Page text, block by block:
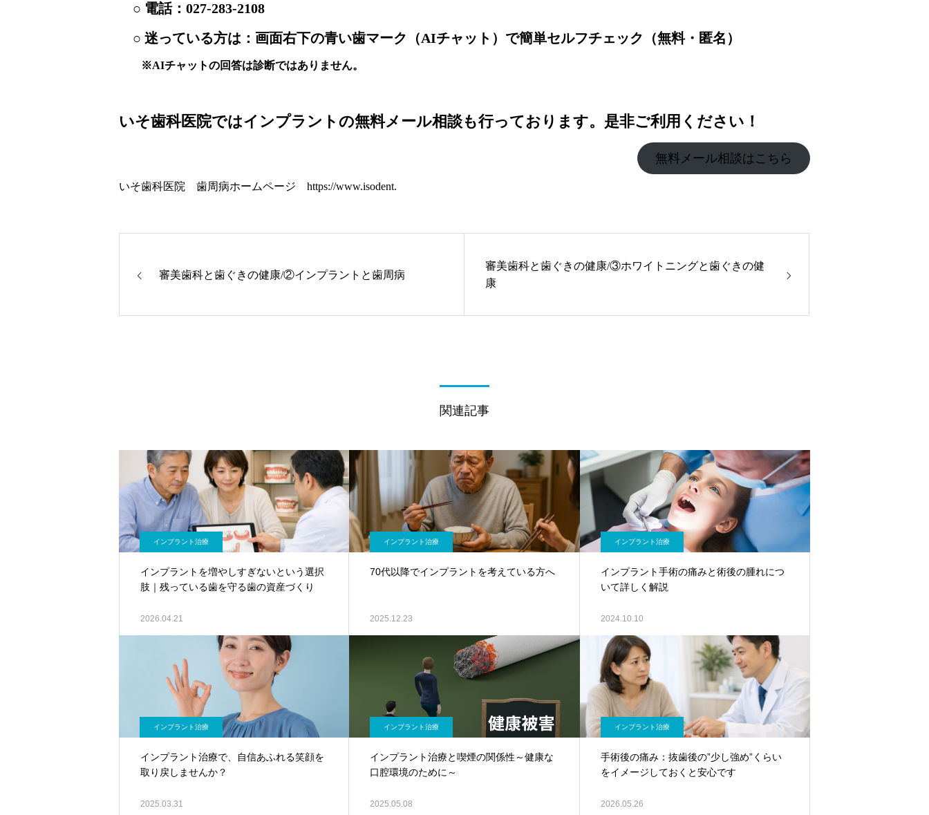
○ 電話： 027-283-2108
○ 迷っている方は：画面右下の青い歯マーク（AIチャット）で簡単セルフチェック（無料・匿名）
※AIチャットの回答は診断ではありません。
いそ歯科医院ではインプラントの無料メール相談も行っております。是非ご利用ください！
無料メール相談はこちら
いそ歯科医院 歯周病ホームページ https://www.isodent.
審美歯科と歯ぐきの健康/②インプラントと歯周病
審美歯科と歯ぐきの健康/③ホワイトニングと歯ぐきの健
康
関連記事
インプラント治療
インプラントを増やしすぎないという選択
肢｜残っている歯を守る歯の資産づくり
2026.04.21
インプラント治療
70代以降でインプラントを考えている方へ
2025.12.23
インプラント治療
インプラント手術の痛みと術後の腫れにつ
いて詳しく解説
2024.10.10
インプラント治療
インプラント治療で、自信あふれる笑顔を
取り戻しませんか？
2025.03.31
インプラント治療
インプラント治療と喫煙の関係性～健康な
口腔環境のために～
2025.05.08
インプラント治療
手術後の痛み：抜歯後の”少し強め”くらい
をイメージしておくと安心です
2026.05.26